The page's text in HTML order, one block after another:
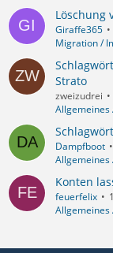
Löschung
Giraffe365
Migration /
Strato
zweizudrei
Allgemeines
Dampfboot
Allgemeines
Konten
feuerfelix
Allgemeines